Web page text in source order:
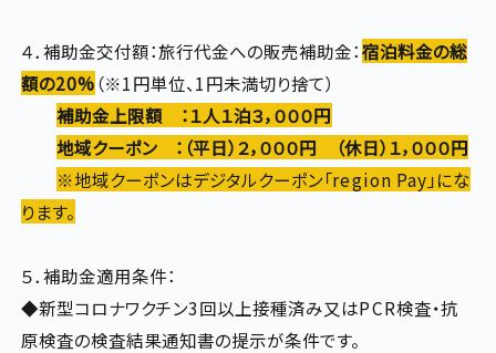
４．補助金交付額：旅行代金への販売補助金：宿泊料金の総
額の20% （※1円単位、1円未満切り捨て）
補助金上限額 ：１人１泊３，０００円
地域クーポン ：（平日）２，０００円 （休日）１，０００円
※地域クーポンはデジタルクーポン「region Pay」にな
ります。
５．補助金適用条件：
◆新型コロナワクチン3回以上接種済み又はPCR検査・抗
原検査の検査結果通知書の提示が条件です。